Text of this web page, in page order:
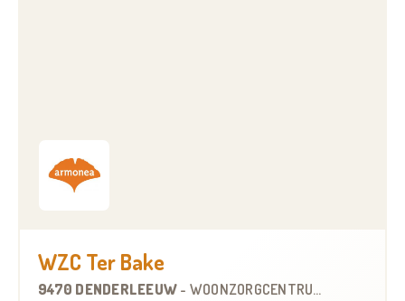
WZC Ter Bake
9470 DENDERLEEUW - WOONZORGCENTRUM (WZC)